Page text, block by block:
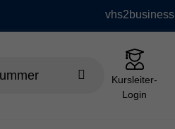
vhs2business
Kursleiter-
Login